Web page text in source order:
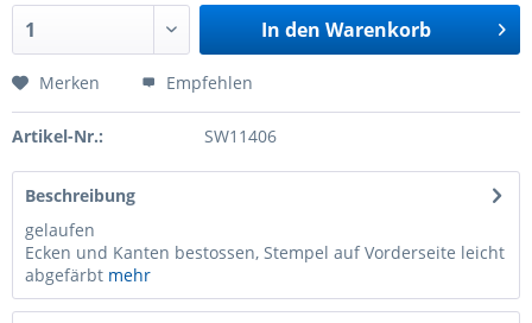
In den Warenkorb
Merken Empfehlen
Artikel-Nr.: SW11406
Beschreibung
gelaufen
Ecken und Kanten bestossen, Stempel auf Vorderseite leicht
abgefärbt mehr